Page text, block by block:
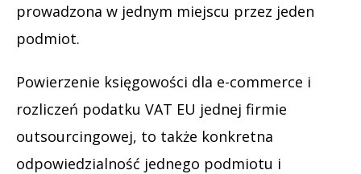
prowadzona w jednym miejscu przez jeden
podmiot.
Powierzenie księgowości dla e-commerce i
rozliczeń podatku VAT EU jednej firmie
outsourcingowej, to także konkretna
odpowiedzialność jednego podmiotu i